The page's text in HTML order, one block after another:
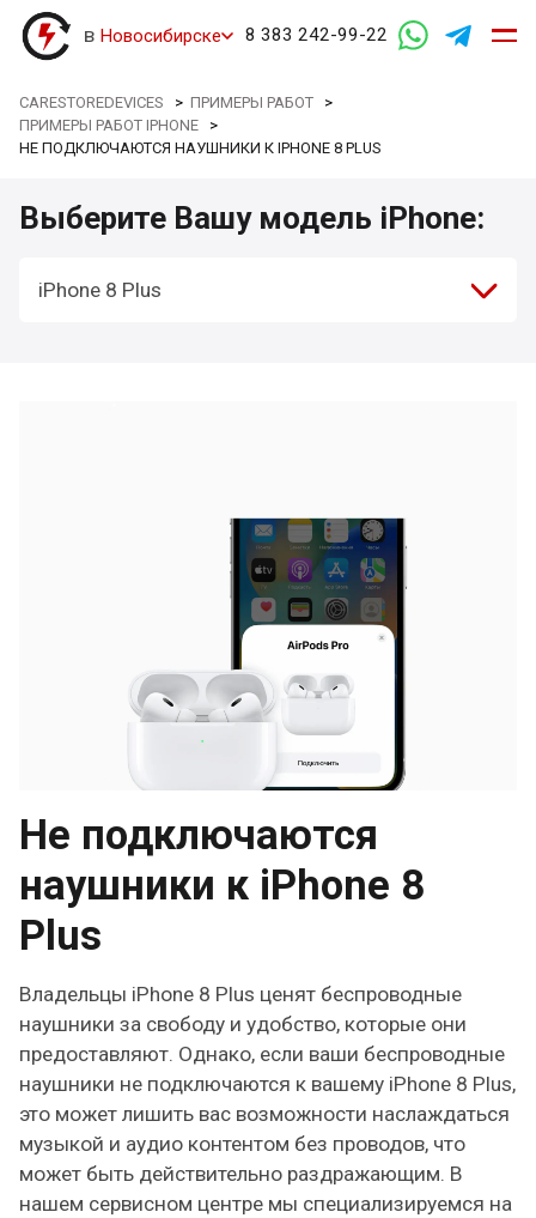
в Новосибирске 8 383 242-99-22
CARESTOREDEVICES >ПРИМЕРЫ РАБОТ >
ПРИМЕРЫ РАБОТ IPHONE >
НЕ ПОДКЛЮЧАЮТСЯ НАУШНИКИ К IPHONE 8 PLUS
Выберите Вашу модель iPhone:
iPhone 8 Plus
Не подключаются
наушники к iPhone 8
Plus
Владельцы iPhone 8 Plus ценят беспроводные
наушники за свободу и удобство, которые они
предоставляют. Однако, если ваши беспроводные
наушники не подключаются к вашему iPhone 8 Plus,
это может лишить вас возможности наслаждаться
музыкой и аудио контентом без проводов, что
может быть действительно раздражающим. В
нашем сервисном центре мы специализируемся на